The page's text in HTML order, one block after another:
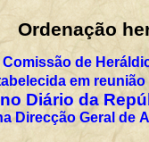
de
em
Diário da
Direcção Geral de